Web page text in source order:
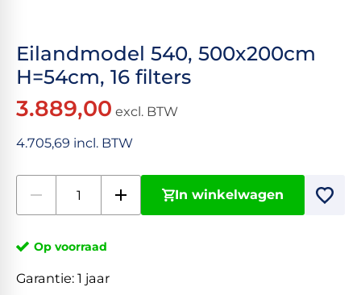
Eilandmodel 540, 500x200cm
H=54cm, 16 filters
3.889,00 excl. BTW
4.705,69 incl. BTW
In winkelwagen
Op voorraad
Garantie: 1 jaar